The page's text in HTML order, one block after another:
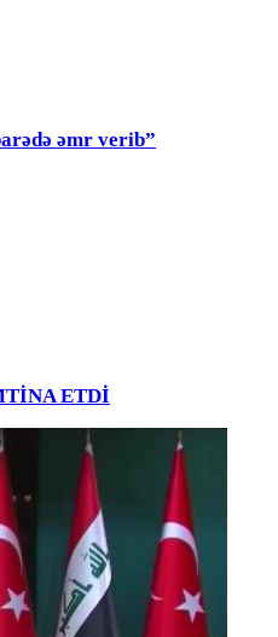
əmr verib”
ETDİ